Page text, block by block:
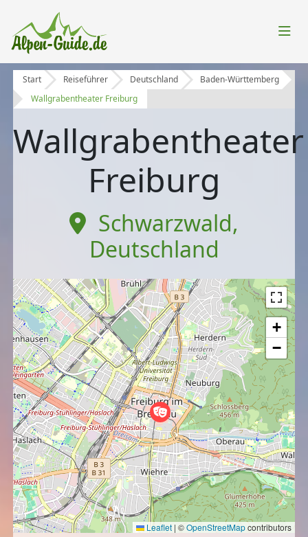
Start Reiseführer Deutschland
Baden-Württemberg
Wallgrabentheater Freiburg
Wallgrabentheater
Freiburg
Schwarzwald,
Deutschland
+
−
Leaflet | ©OpenStreetMapcontributors